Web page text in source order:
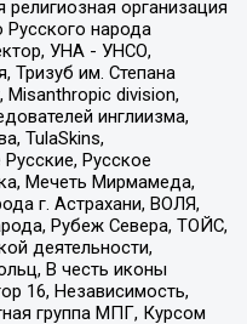
организация
народа
УНА - УНСО,
Тризуб им. Степана
Misanthropic division,
инглиизма,
TulaSkins,
Русское
Мечеть Мирмамеда,
г. Астрахани, ВОЛЯ,
Рубеж Севера, ТОЙС,
деятельности,
В честь иконы
16, Независимость,
группа МПГ, Курсом